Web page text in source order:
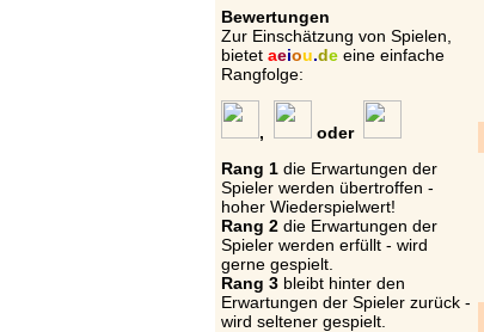
Bewertungen
Zur Einschätzung von Spielen,
bietet aeiou.de eine einfache
Rangfolge:
,
oder
Rang 1 die Erwartungen der
Spieler werden übertroffen -
hoher Wiederspielwert!
Rang 2 die Erwartungen der
Spieler werden erfüllt - wird
gerne gespielt.
Rang 3 bleibt hinter den
Erwartungen der Spieler zurück -
wird seltener gespielt.